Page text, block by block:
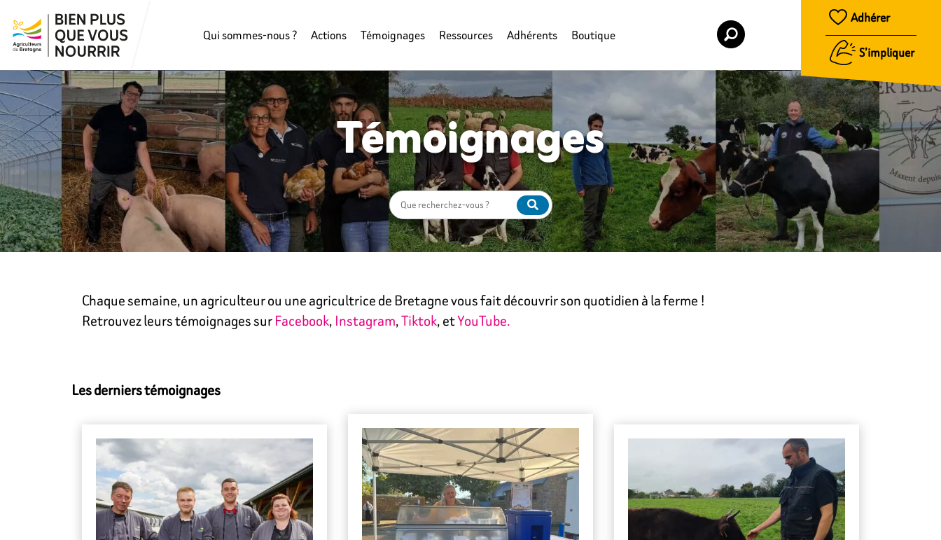
Qui sommes-nous ? Actions Témoignages Ressources Adhérents Boutique
Adhérer
S’impliquer
Témoignages
Chaque semaine, un agriculteur ou une agricultrice de Bretagne vous fait découvrir son quotidien à la ferme !
Retrouvez leurs témoignages surFacebook, Instagram,Tiktok, etYouTube.
Les derniers témoignages